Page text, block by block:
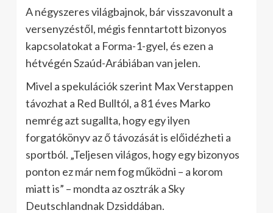
A négyszeres világbajnok, bár visszavonult a
versenyzéstől, mégis fenntartott bizonyos
kapcsolatokat a Forma-1-gyel, és ezen a
hétvégén Szaúd-Arábiában van jelen.
Mivel a spekulációk szerint Max Verstappen
távozhat a Red Bulltól, a 81 éves Marko
nemrég azt sugallta, hogy egy ilyen
forgatókönyv az ő távozását is előidézheti a
sportból. „Teljesen világos, hogy egy bizonyos
ponton ez már nem fog működni – a korom
miatt is” – mondta az osztrák a Sky
Deutschlandnak Dzsiddában.